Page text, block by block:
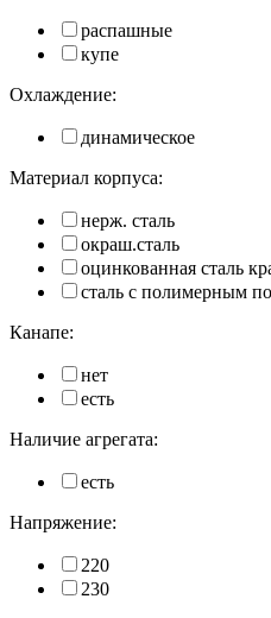
распашные
купе
Охлаждение:
динамическое
Материал корпуса:
нерж. сталь
окраш.сталь
оцинкованная сталь
сталь с полимерным
Канапе:
нет
есть
Наличие агрегата:
есть
Напряжение:
220
230